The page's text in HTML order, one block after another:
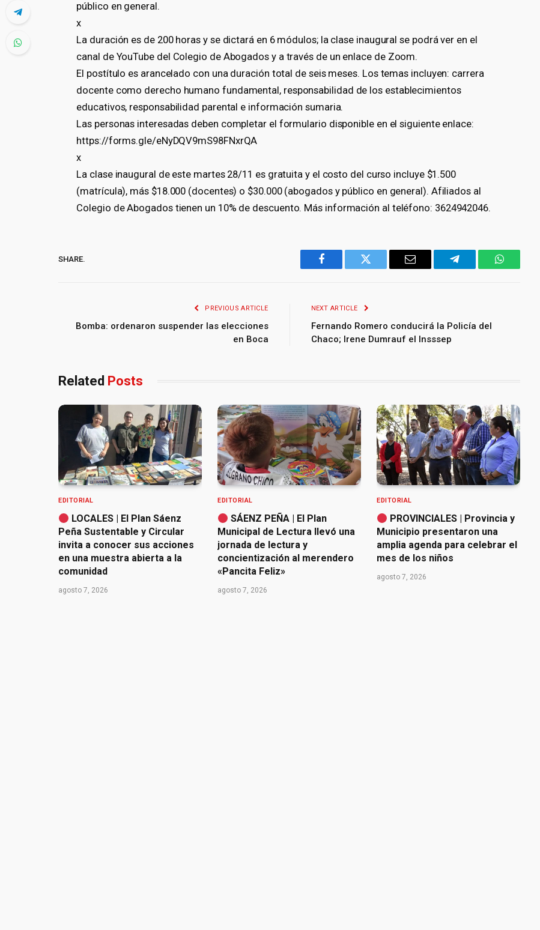
público en general.
x
La duración es de 200 horas y se dictará en 6 módulos; la clase inaugural se podrá ver en el
canal de YouTube del Colegio de Abogados y a través de un enlace de Zoom.
El postítulo es arancelado con una duración total de seis meses. Los temas incluyen: carrera
docente como derecho humano fundamental, responsabilidad de los establecimientos
educativos, responsabilidad parental e información sumaria.
Las personas interesadas deben completar el formulario disponible en el siguiente enlace:
https://forms.gle/eNyDQV9mS98FNxrQA
x
La clase inaugural de este martes 28/11 es gratuita y el costo del curso incluye $1.500
(matrícula), más $18.000 (docentes) o $30.000 (abogados y público en general). Afiliados al
Colegio de Abogados tienen un 10% de descuento. Más información al teléfono: 3624942046.
SHARE.
Facebook Twitter Email Telegram WhatsApp
PREVIOUS ARTICLE
Bomba: ordenaron suspender las elecciones
en Boca
NEXT ARTICLE
Fernando Romero conducirá la Policía del
Chaco; Irene Dumrauf el Insssep
Related Posts
EDITORIAL
LOCALES | El Plan Sáenz
Peña Sustentable y Circular
invita a conocer sus acciones
en una muestra abierta a la
comunidad
agosto 7, 2026
EDITORIAL
SÁENZ PEÑA | El Plan
Municipal de Lectura llevó una
jornada de lectura y
concientización al merendero
«Pancita Feliz»
agosto 7, 2026
EDITORIAL
PROVINCIALES | Provincia y
Municipio presentaron una
amplia agenda para celebrar el
mes de los niños
agosto 7, 2026